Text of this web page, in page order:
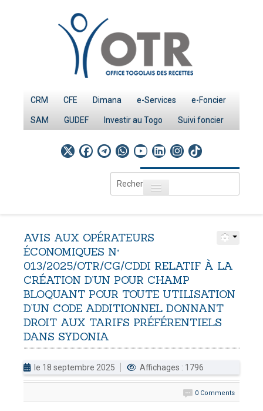
CRM CFE Dimana e-Services e-Foncier
SAM GUDEF Investir au Togo Suivi foncier
Rechercher
Toggle navigation
Le système fiscal
DOUANES
Douane Togolaise
ACTUALITES
Toute l'actualité!
AVIS AUX OPÉRATEURS
ÉCONOMIQUES N°
013/2025/OTR/CG/CDDI RELATIF À LA
CRÉATION D’UN POUR CHAMP
BLOQUANT POUR TOUTE UTILISATION
D’UN CODE ADDITIONNEL DONNANT
DROIT AUX TARIFS PRÉFÉRENTIELS
DANS SYDONIA
le 18 septembre 2025 Affichages : 1796
0 Comments